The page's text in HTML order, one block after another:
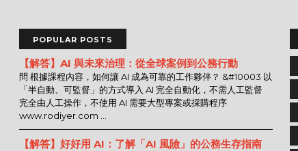
POPULAR POSTS
【解答】AI 與未來治理：從全球案例到公務行動
問 根據課程內容，如何讓 AI 成為可靠的工作夥伴？ &#10003 以
「半自動、可監督」的方式導入 AI 完全自動化，不需人工監督
完全由人工操作，不使用 AI 需要大型專案或採購程序
www.rodiyer.com ...
【解答】好好用 AI：了解「AI 風險」的公務生存指南